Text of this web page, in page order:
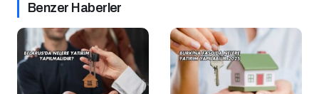
Benzer Haberler